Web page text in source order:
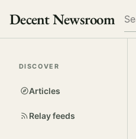
Decent Newsroom
DISCOVER
Articles
Relay feeds